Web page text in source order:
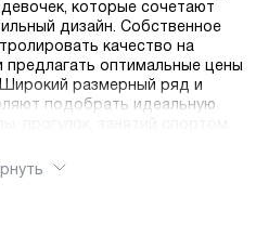
которые сочетают
дизайн. Собственное
качество на
предлагать оптимальные цены
размерный ряд и
подобрать идеальную